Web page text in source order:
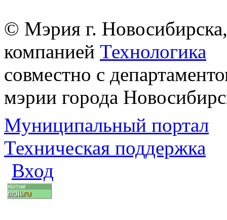
© Мэрия г.
компанией Технологика
совместно с
мэрии города
Муниципальный портал
Техническая поддержка
Вход